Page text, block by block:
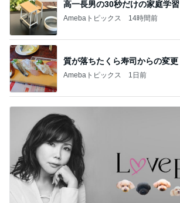
高一長男の30秒だけの家庭学習
Amebaトピックス 14時間前
質が落ちたくら寿司からの変更
Amebaトピックス 1日前